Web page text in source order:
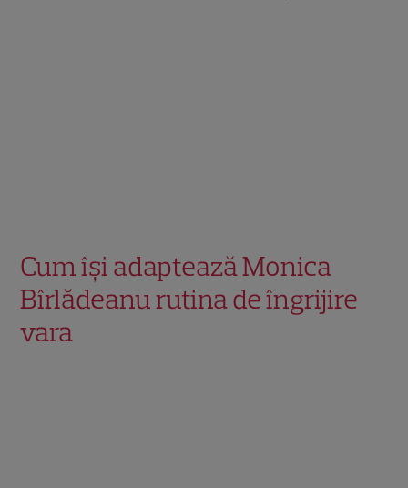
Cum își adaptează Monica
Bîrlădeanu rutina de îngrijire
vara